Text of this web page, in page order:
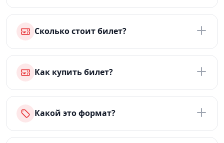
Сколько стоит билет?
Как купить билет?
Какой это формат?